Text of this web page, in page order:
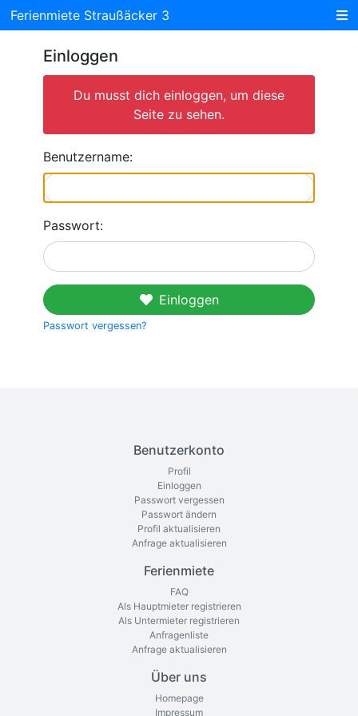
Ferienmiete Straußäcker 3
Einloggen
Du musst dich einloggen, um diese
Seite zu sehen.
Benutzername:
Passwort:
Einloggen
Passwort vergessen?
Benutzerkonto
Profil
Einloggen
Passwort vergessen
Passwort ändern
Profil aktualisieren
Anfrage aktualisieren
Ferienmiete
FAQ
Als Hauptmieter registrieren
Als Untermieter registrieren
Anfragenliste
Anfrage aktualisieren
Über uns
Homepage
Impressum